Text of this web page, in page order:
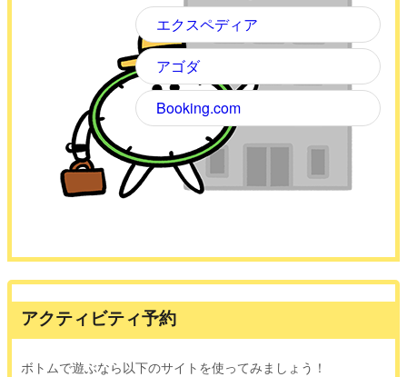
エクスペディア
アゴダ
Booking.com
アクティビティ予約
ボトムで遊ぶなら以下のサイトを使ってみましょう！